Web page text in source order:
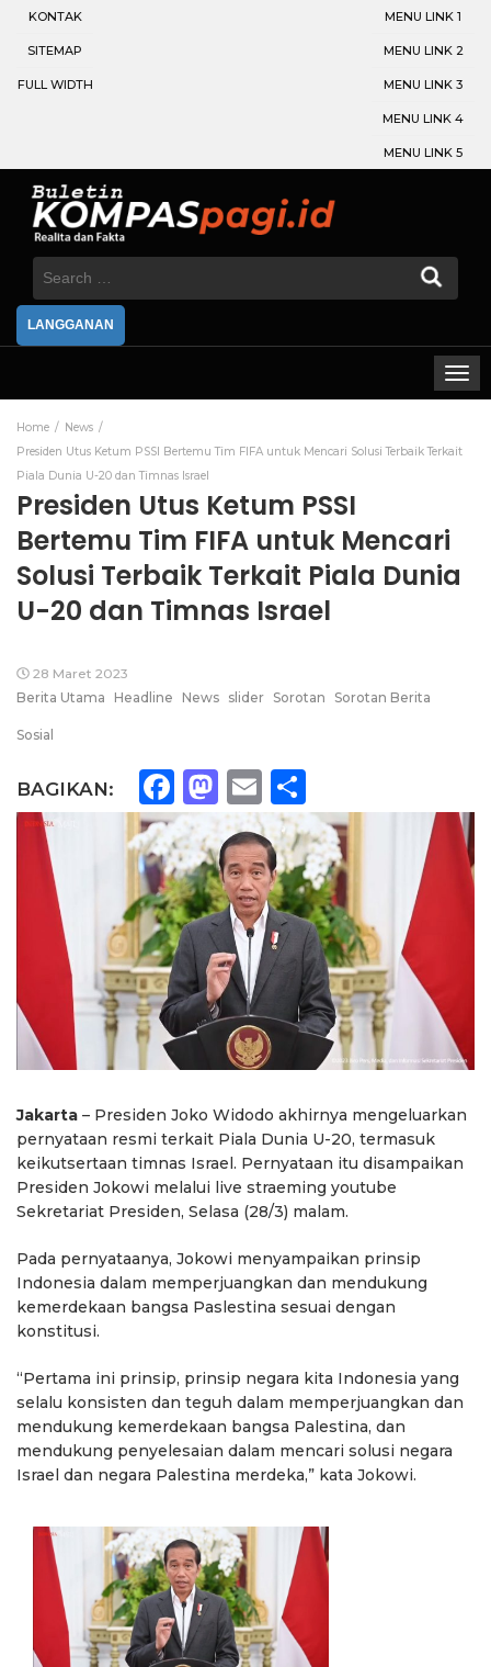
KONTAK
SITEMAP
FULL WIDTH
MENU LINK 1
MENU LINK 2
MENU LINK 3
MENU LINK 4
MENU LINK 5
Search
LANGGANAN
Home
News
Presiden Utus Ketum PSSI Bertemu Tim FIFA untuk Mencari Solusi Terbaik Terkait
Piala Dunia U-20 dan Timnas Israel
Presiden Utus Ketum PSSI
Bertemu Tim FIFA untuk Mencari
Solusi Terbaik Terkait Piala Dunia
U-20 dan Timnas Israel
28 Maret 2023
Berita Utama
Headline News slider Sorotan Sorotan Berita
Sosial
BAGIKAN: Facebook
Mastodon
Email
Jakarta – Presiden Joko Widodo akhirnya mengeluarkan
pernyataan resmi terkait Piala Dunia U-20, termasuk
keikutsertaan timnas Israel. Pernyataan itu disampaikan
Presiden Jokowi melalui live straeming youtube
Sekretariat Presiden, Selasa (28/3) malam.
Pada pernyataanya, Jokowi menyampaikan prinsip
Indonesia dalam memperjuangkan dan mendukung
kemerdekaan bangsa Paslestina sesuai dengan
konstitusi.
“Pertama ini prinsip, prinsip negara kita Indonesia yang
selalu konsisten dan teguh dalam memperjuangkan dan
mendukung kemerdekaan bangsa Palestina, dan
mendukung penyelesaian dalam mencari solusi negara
Israel dan negara Palestina merdeka,” kata Jokowi.